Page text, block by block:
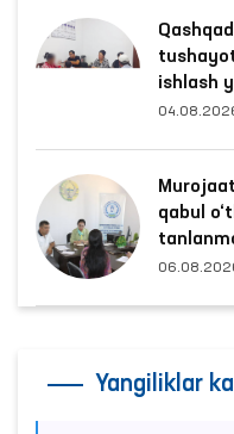
ishlash
qabul
Yangiliklar